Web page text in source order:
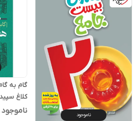
ناموجود
گام به
کلاغ سپید
ناموجود